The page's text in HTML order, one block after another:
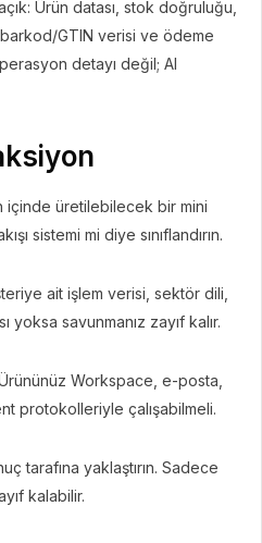
Ürün datası, stok doğruluğu,
GTIN verisi ve ödeme
detayı değil; AI
içinde üretilebilecek bir mini
sistemi mi diye sınıflandırın.
ait işlem verisi, sektör dili,
yoksa savunmanız zayıf kalır.
Ürününüz Workspace, e-posta,
protokolleriyle çalışabilmeli.
tarafına yaklaştırın. Sadece
kalabilir.